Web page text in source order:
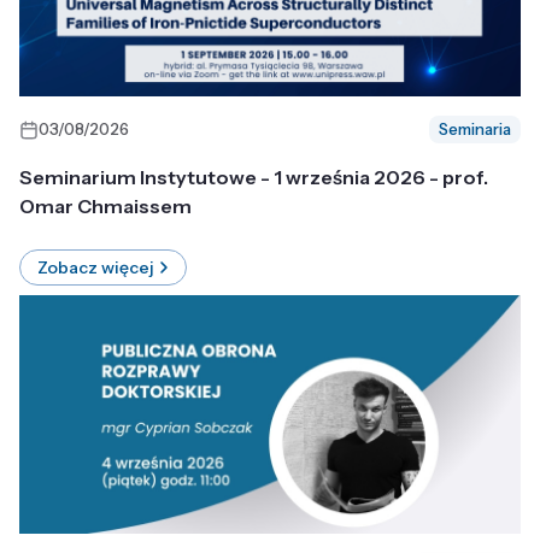
03/08/2026 Seminaria
Seminarium Instytutowe - 1 września 2026 - prof.
Omar Chmaissem
Zobacz więcej